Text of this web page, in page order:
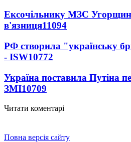
Ексочільнику МЗС
в'язниця11094
РФ створила "українську
- ISW10772
Україна поставила Путіна
ЗМІ10709
Читати коментарі
Повна версія сайту